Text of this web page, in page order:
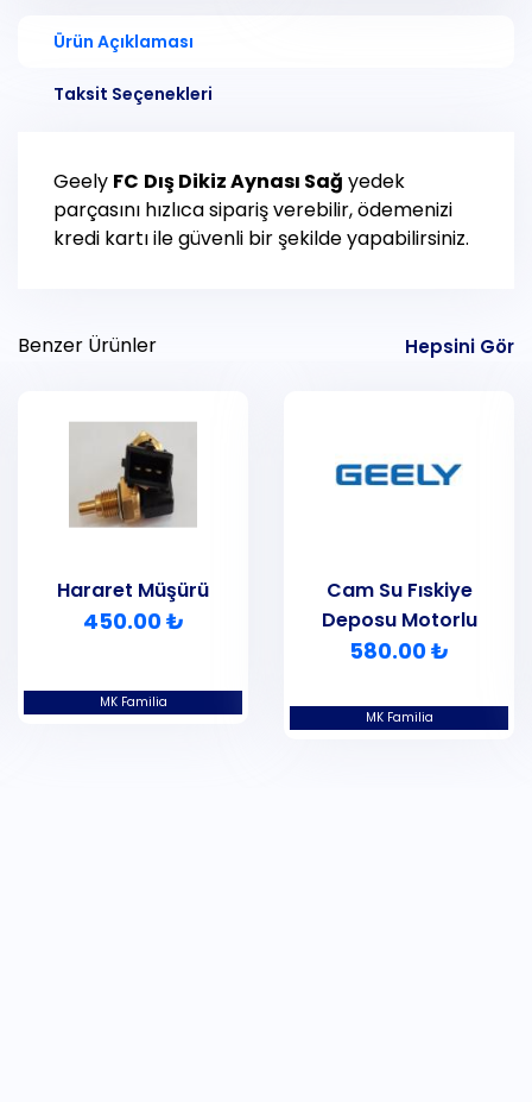
Ürün Açıklaması
Taksit Seçenekleri
Geely FC Dış Dikiz Aynası Sağ yedek
parçasını hızlıca sipariş verebilir, ödemenizi
kredi kartı ile güvenli bir şekilde yapabilirsiniz.
Benzer Ürünler Hepsini Gör
MK Familia
Hararet Müşürü
450.00 ₺
MK Familia
Cam Su Fıskiye
Deposu Motorlu
580.00 ₺